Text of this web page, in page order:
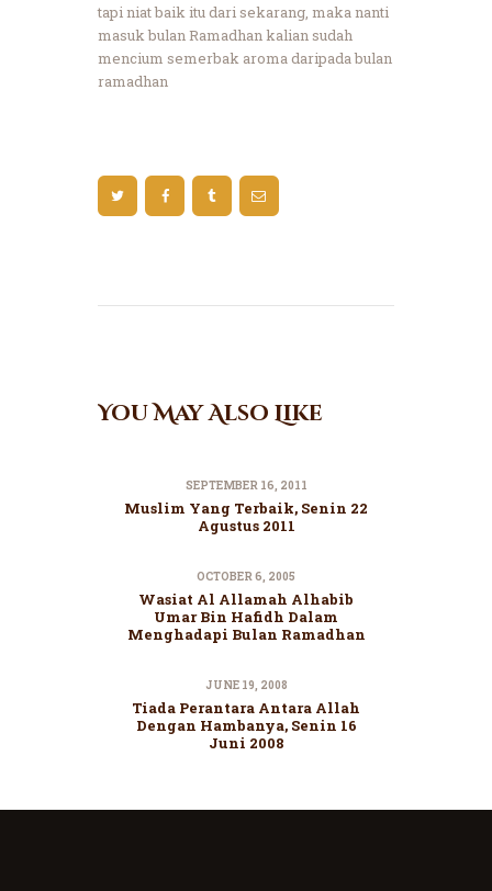
tapi niat baik itu dari sekarang, maka nanti
masuk bulan Ramadhan kalian sudah
mencium semerbak aroma daripada bulan
ramadhan
You May Also Like
SEPTEMBER 16, 2011
Muslim Yang Terbaik, Senin 22
Agustus 2011
OCTOBER 6, 2005
Wasiat Al Allamah Alhabib
Umar Bin Hafidh Dalam
Menghadapi Bulan Ramadhan
JUNE 19, 2008
Tiada Perantara Antara Allah
Dengan Hambanya, Senin 16
Juni 2008